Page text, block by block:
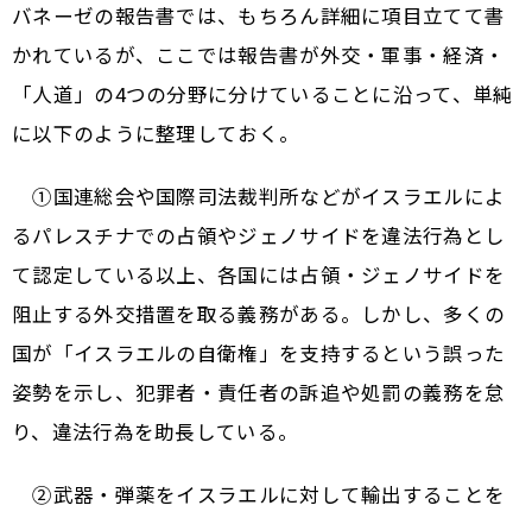
バネーゼの報告書では、もちろん詳細に項目立てて書
かれているが、ここでは報告書が外交・軍事・経済・
「人道」の4つの分野に分けていることに沿って、単純
に以下のように整理しておく。
①国連総会や国際司法裁判所などがイスラエルによ
るパレスチナでの占領やジェノサイドを違法行為とし
て認定している以上、各国には占領・ジェノサイドを
阻止する外交措置を取る義務がある。しかし、多くの
国が「イスラエルの自衛権」を支持するという誤った
姿勢を示し、犯罪者・責任者の訴追や処罰の義務を怠
り、違法行為を助長している。
②武器・弾薬をイスラエルに対して輸出することを